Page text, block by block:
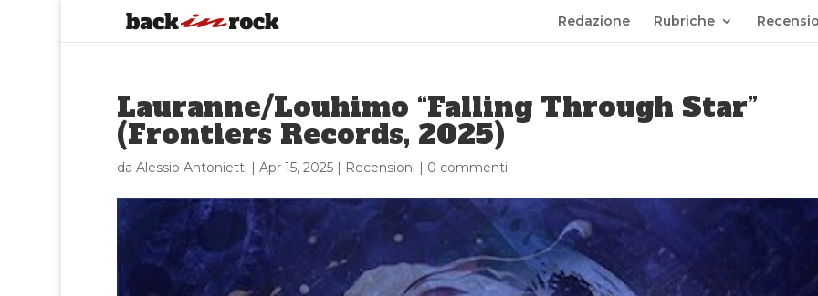
Redazione Rubriche
Lauranne/Louhimo “Falling Through Star”
(Frontiers Records, 2025)
da Alessio Antonietti | Apr 15, 2025| Recensioni | 0 commenti